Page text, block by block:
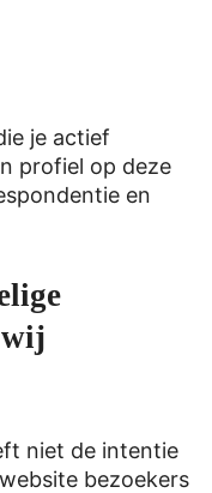
je actief
profiel op deze
en
wij
niet de intentie
bezoekers